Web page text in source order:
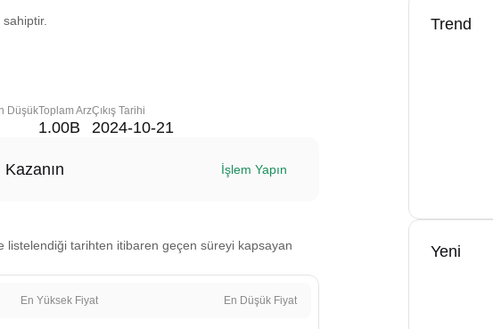
DüşükToplam Arz
1.00B
Çıkış Tarihi
2024-10-21
İşlem Yapın
tarihten itibaren geçen süreyi kapsayan
En Yüksek Fiyat En Düşük Fiyat
Trend
Yeni